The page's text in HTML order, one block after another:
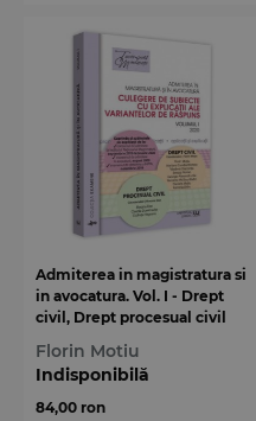
Admiterea in magistratura si
in avocatura. Vol. I - Drept
civil, Drept procesual civil
Florin Motiu
Indisponibilă
84,00 ron